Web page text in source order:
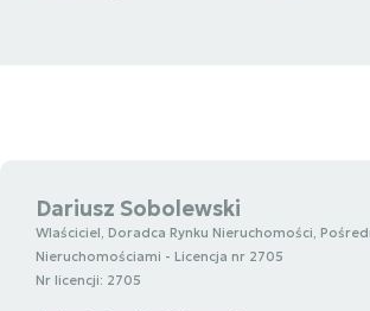
Dariusz Sobolewski
Wlaściciel, Doradca Rynku Nieruchomości,
Nieruchomościami - Licencja nr 2705
Nr licencji: 2705